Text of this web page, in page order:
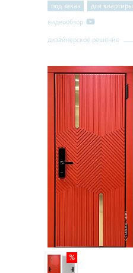
под заказ для квартиры
видеообзор